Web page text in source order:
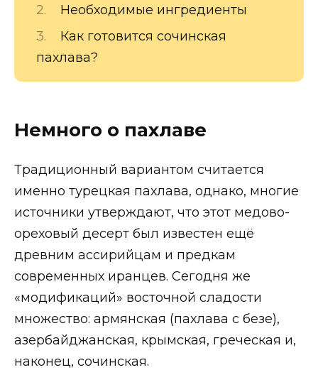
Необходимые ингредиенты
Как готовится сочинская
пахлава?
Немного о пахлаве
Традиционный вариантом считается
именно турецкая пахлава, однако, многие
источники утверждают, что этот медово-
ореховый десерт был известен ещё
древним ассирийцам и предкам
современных иранцев. Сегодня же
«модификаций» восточной сладости
множество: армянская (пахлава с безе),
азербайджанская, крымская, греческая и,
наконец, сочинская.